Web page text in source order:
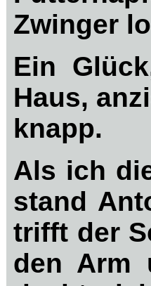
Zwinger
Ein
Haus,
knapp.
Als ich
stand
trifft der
den Arm